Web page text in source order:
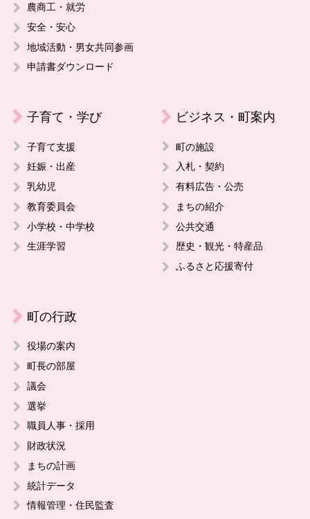
農商工・就労
安全・安心
地域活動・男女共同参画
申請書ダウンロード
子育て・学び
子育て支援
妊娠・出産
乳幼児
教育委員会
小学校・中学校
生涯学習
ビジネス・町案内
町の施設
入札・契約
有料広告・公売
まちの紹介
公共交通
歴史・観光・特産品
ふるさと応援寄付
町の行政
役場の案内
町長の部屋
議会
選挙
職員人事・採用
財政状況
まちの計画
統計データ
情報管理・住民監査